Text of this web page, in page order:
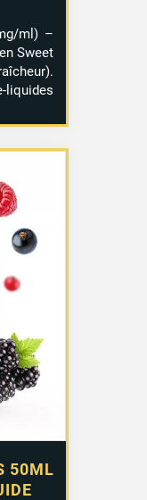
ml) –
Sweet
liquides
50ML